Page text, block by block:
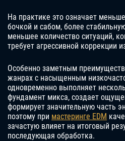
На практике это означает
бочкой и сабом, более
меньшее количество ситуаций,
требует агрессивной коррекции
Особенно заметным
жанрах с насыщенным
одновременно выполняет
фундамент микса, создает
формирует значительную часть
поэтому при мастеринге EDM
зачастую влияет на итоговый
последующая обработка.